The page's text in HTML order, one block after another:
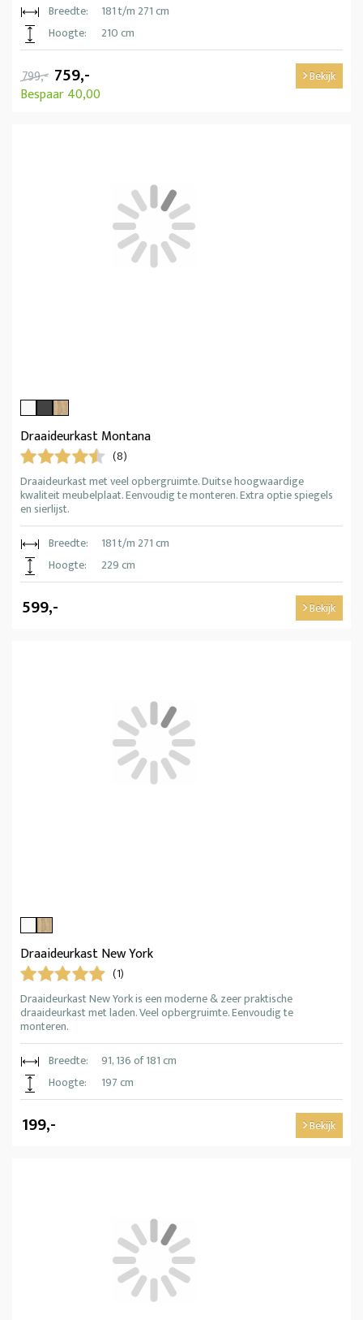
Breedte:
181 t/m 271 cm
Hoogte:
210 cm
799,- 759,-
Bespaar 40,00
Bekijk
Draaideurkast Montana
(8)
Draaideurkast met veel opbergruimte. Duitse hoogwaardige
kwaliteit meubelplaat. Eenvoudig te monteren. Extra optie spiegels
en sierlijst.
Breedte:
181 t/m 271 cm
Hoogte:
229 cm
599,- Bekijk
Draaideurkast New York
(1)
Draaideurkast New York is een moderne & zeer praktische
draaideurkast met laden. Veel opbergruimte. Eenvoudig te
monteren.
Breedte:
91, 136 of 181 cm
Hoogte:
197 cm
199,- Bekijk